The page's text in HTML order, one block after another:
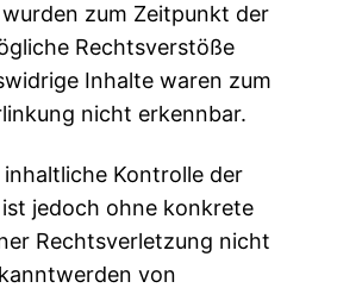
zum Zeitpunkt der
Rechtsverstöße
Inhalte waren zum
nicht erkennbar.
Kontrolle der
jedoch ohne konkrete
Rechtsverletzung nicht
von